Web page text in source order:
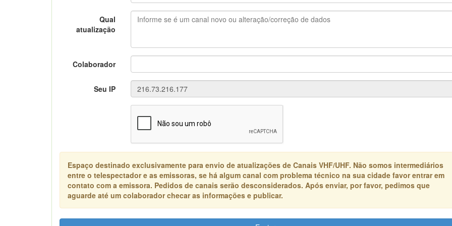
Qual
atualização
Colaborador
Seu IP
Espaço destinado exclusivamente para envio de atualizações de Canais VHF/UHF. Não somos intermediários
entre o telespectador e as emissoras, se há algum canal com problema técnico na sua cidade favor entrar em
contato com a emissora. Pedidos de canais serão desconsiderados. Após enviar, por favor, pedimos que
aguarde até um colaborador checar as informações e publicar.